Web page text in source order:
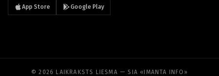
App Store Google Play
© 2026 LAIKRAKSTS LIESMA — SIA «IMANTA INFO»